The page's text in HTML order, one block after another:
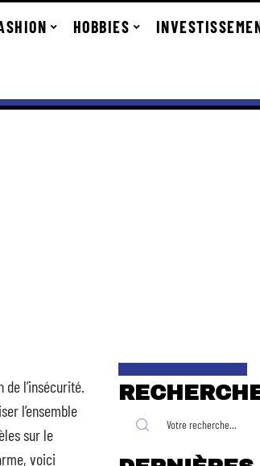
HOBBIES
l’insécurité.
l’ensemble
sur le
voici